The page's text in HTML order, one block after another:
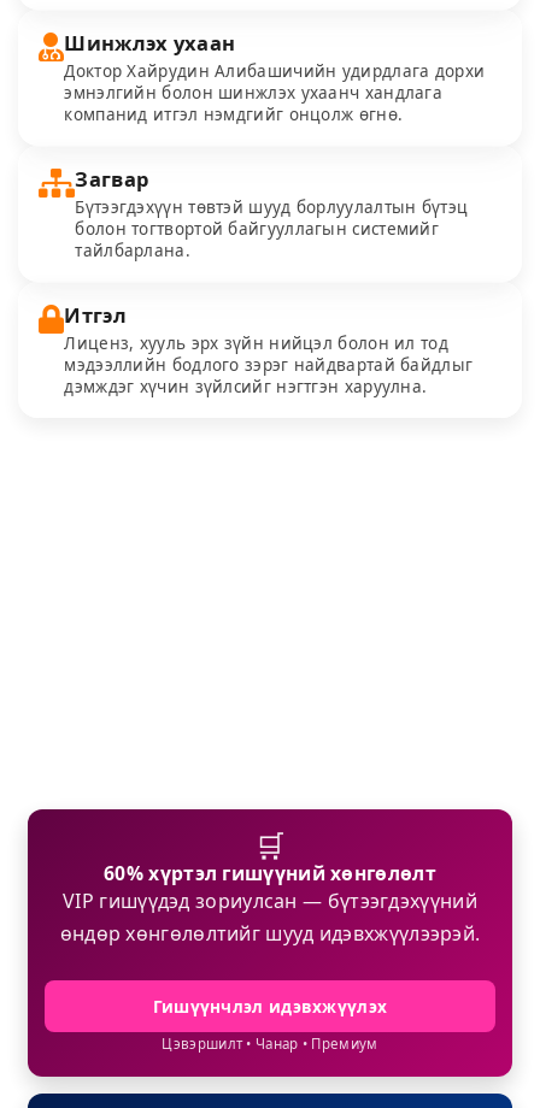
Шинжлэх ухаан
Доктор Хайрудин Алибашичийн удирдлага дорхи
эмнэлгийн болон шинжлэх ухаанч хандлага
компанид итгэл нэмдгийг онцолж өгнө.
Загвар
Бүтээгдэхүүн төвтэй шууд борлуулалтын бүтэц
болон тогтвортой байгууллагын системийг
тайлбарлана.
Итгэл
Лиценз, хууль эрх зүйн нийцэл болон ил тод
мэдээллийн бодлого зэрэг найдвартай байдлыг
дэмждэг хүчин зүйлсийг нэгтгэн харуулна.
🛒
60% хүртэл гишүүний хөнгөлөлт
VIP гишүүдэд зориулсан — бүтээгдэхүүний
өндөр хөнгөлөлтийг шууд идэвхжүүлээрэй.
Гишүүнчлэл идэвхжүүлэх
Цэвэршилт • Чанар • Премиум